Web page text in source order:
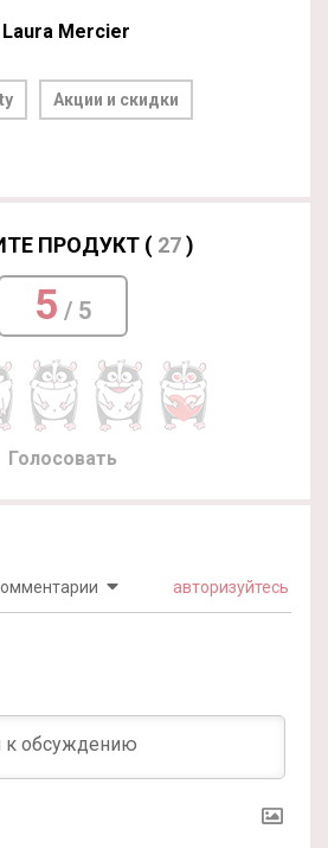
Laura Mercier
Акции и скидки
ПРОДУКТ ( 27)
5 / 5
Голосовать
авторизуйтесь